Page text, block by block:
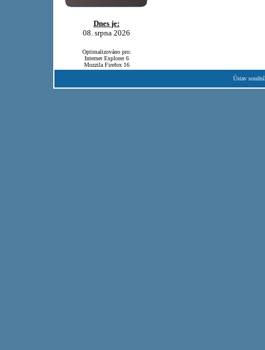
Dnes je:
08. srpna 2026
Optimalizováno pro:
Internet Explorer 6
Mozzila Firefox 16
Ústav